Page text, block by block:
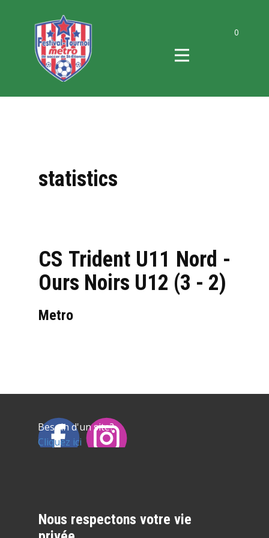
0
statistics
CS Trident U11 Nord -
Ours Noirs U12 (3 - 2)
Metro
Besoin d'un site?
Cliquez ici
Nous respectons votre vie